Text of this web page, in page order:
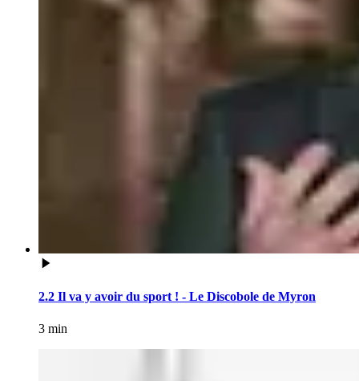
2.2 Il va y avoir du sport ! - Le Discobole de Myron
3 min